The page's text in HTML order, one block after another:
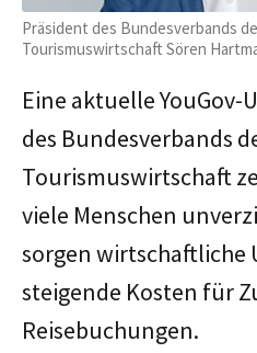
Präsident des Bundesverbands
Tourismuswirtschaft Sören
Eine aktuelle YouGov-
des Bundesverbands
Tourismuswirtschaft
viele Menschen
sorgen wirtschaftliche
steigende Kosten für
Reisebuchungen.